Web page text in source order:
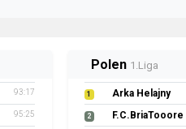
93:17
95:25
Polen 1.Liga
1 Arka Helajny
2 F.C.BriaTooore